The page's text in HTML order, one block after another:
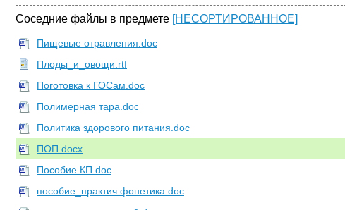
Соседние файлы в предмете [НЕСОРТИРОВАННОЕ]
Пищевые отравления.doc
Плоды_и_овощи.rtf
Поготовка к ГОСам.doc
Полимерная тара.doc
Политика здорового питания.doc
ПОП.docx
Пособие КП.doc
пособие_практич.фонетика.doc